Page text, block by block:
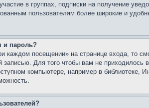
в группах, подписки на получение
пользователям более широкие и
и пароль?
каждом посещении» на странице входа, то
записью. Для того чтобы вам не
компьютере, например в библиотеке,